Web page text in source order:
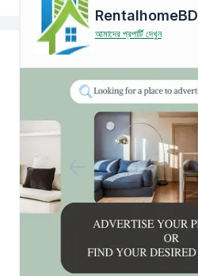
RentalhomeBD
আমাদের প্রপার্টি দেখুন